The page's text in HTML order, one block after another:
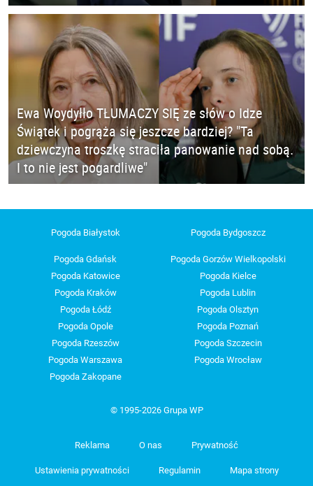
Ewa Woydyłło TŁUMACZY SIĘ ze słów o Idze
Świątek i pogrąża się jeszcze bardziej? "Ta
dziewczyna troszkę straciła panowanie nad sobą.
I to nie jest pogardliwe"
Pogoda Białystok Pogoda Bydgoszcz
Pogoda Gdańsk
Pogoda Gorzów Wielkopolski
Pogoda Katowice
Pogoda Kielce
Pogoda Kraków
Pogoda Lublin
Pogoda Łódź
Pogoda Olsztyn
Pogoda Opole
Pogoda Poznań
Pogoda Rzeszów
Pogoda Szczecin
Pogoda Warszawa
Pogoda Wrocław
Pogoda Zakopane
© 1995-2026 Grupa WP
Reklama O nas Prywatność
Ustawienia prywatności Regulamin Mapa strony